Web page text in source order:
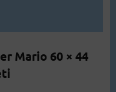
Mario 60 × 44